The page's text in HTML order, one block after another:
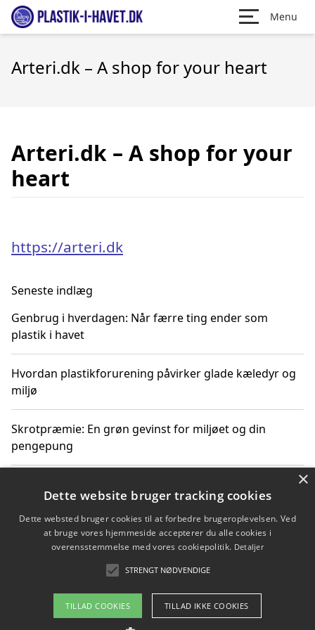
Menu
Arteri.dk – A shop for your heart
Arteri.dk – A shop for your
heart
https://arteri.dk
Seneste indlæg
Genbrug i hverdagen: Når færre ting ender som
plastik i havet
Hvordan plastikforurening påvirker glade kæledyr og
miljø
Skrotpræmie: En grøn gevinst for miljøet og din
pengepung
Hvordan blåfade med rist kan hjælpe med at reducere
plastik i havet
Spil kasinospil på et troværdigt online casino: Din
guide til sikker og sjov underholdning
Copyright 2026 - Pilanto Aps
×
Dette website bruger tracking cookies
Dette websted bruger cookies til at forbedre brugeroplevelsen. Ved
at bruge vores hjemmeside accepterer du alle cookies i
overensstemmelse med vores cookiepolitik. Detaljer
STRENGT NØDVENDIGE
TILLAD COOKIES TILLAD IKKE COOKIES